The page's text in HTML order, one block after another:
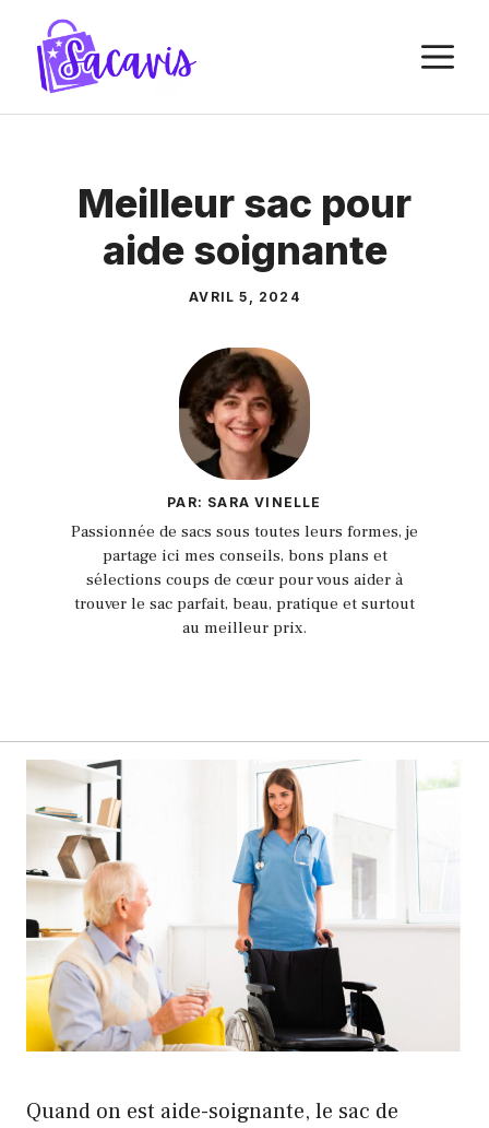
contenu
Meilleur sac pour
aide soignante
AVRIL 5, 2024
PAR: SARA VINELLE
Passionnée de sacs sous toutes leurs formes, je
partage ici mes conseils, bons plans et
sélections coups de cœur pour vous aider à
trouver le sac parfait, beau, pratique et surtout
au meilleur prix.
Quand on est aide-soignante, le sac de